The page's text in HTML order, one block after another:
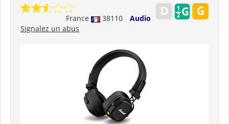
France 38110
Audio
Signalez un abus